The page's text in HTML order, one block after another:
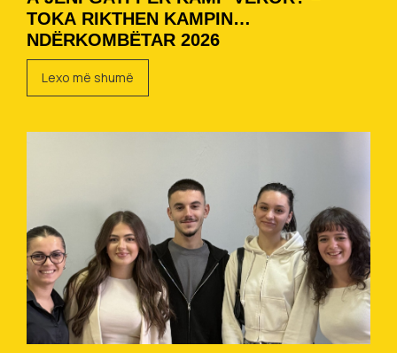
TOKA RIKTHEN KAMPIN
NDËRKOMBËTAR 2026
Lexo më shumë